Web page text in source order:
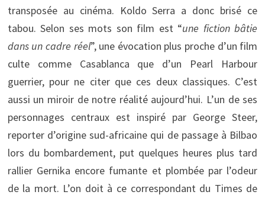
transposée au cinéma. Koldo Serra a donc brisé ce
tabou. Selon ses mots son film est “une fiction bâtie
dans un cadre réel”, une évocation plus proche d’un film
culte comme Casablanca que d’un Pearl Harbour
guerrier, pour ne citer que ces deux classiques. C’est
aussi un miroir de notre réalité aujourd’hui. L’un de ses
personnages centraux est inspiré par George Steer,
reporter d’origine sud-africaine qui de passage à Bilbao
lors du bombardement, put quelques heures plus tard
rallier Gernika encore fumante et plombée par l’odeur
de la mort. L’on doit à ce correspondant du Times de